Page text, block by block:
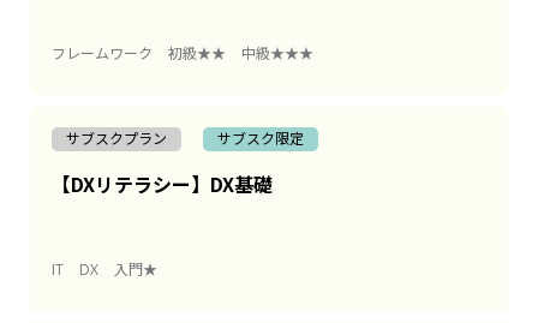
フレームワーク 初級★★ 中級★★★
サブスクプラン サブスク限定
【DXリテラシー】DX基礎
IT DX 入門★